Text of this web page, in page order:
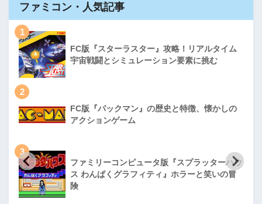
ファミコン・人気記事
1
FC版『スターラスター』攻略！リアルタイム
宇宙戦闘とシミュレーション要素に挑む
2
FC版『パックマン』の歴史と特徴、懐かしの
アクションゲーム
3
ファミリーコンピュータ版『スプラッターハウ
ス わんぱくグラフィティ』ホラーと笑いの冒
険